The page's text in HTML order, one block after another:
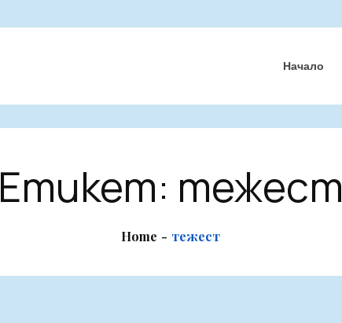
Начало
Етикет: тежест
Home тежест